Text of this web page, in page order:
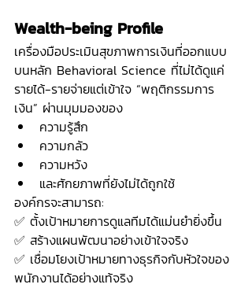
Wealth-being Profile
เครื่องมือประเมินสุขภาพการเงินที่ออกแบบ
บนหลัก Behavioral Science ที่ไม่ได้ดูแค่
รายได้-รายจ่ายแต่เข้าใจ “พฤติกรรมการ
เงิน” ผ่านมุมมองของ
ความรู้สึก
ความกลัว
ความหวัง
และศักยภาพที่ยังไม่ได้ถูกใช้
องค์กรจะสามารถ:
✅ ตั้งเป้าหมายการดูแลทีมได้แม่นยำยิ่งขึ้น
✅ สร้างแผนพัฒนาอย่างเข้าใจจริง
✅ เชื่อมโยงเป้าหมายทางธุรกิจกับหัวใจของ
พนักงานได้อย่างแท้จริง